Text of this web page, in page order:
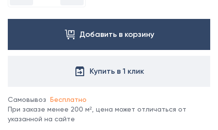
справочнике
цветов
RAL.
*
цвета
может
не
полностью
Добавить в корзину
Купить в 1 клик
Самовывоз Бесплатно
При заказе менее 200 м², цена может отличаться от
указанной на сайте